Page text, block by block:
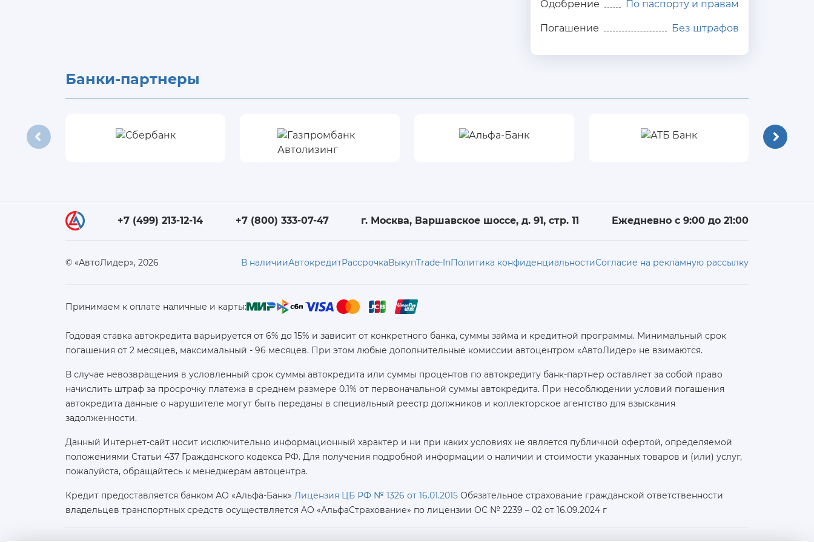
Одобрение По паспорту и правам
Погашение Без штрафов
Банки-партнеры
+7 (499) 213-12-14 +7 (800) 333-07-47 г. Москва, Варшавское шоссе, д. 91, стр. 11 Ежедневно с 9:00 до 21:00
© «АвтоЛидер», 2026 В наличииАвтокредитРассрочкаВыкупTrade-InПолитика конфиденциальностиСогласие на рекламную рассылку
Принимаем к оплате наличные и карты:
Годовая ставка автокредита варьируется от 6% до 15% и зависит от конкретного банка, суммы займа и кредитной программы. Минимальный срок
погашения от 2 месяцев, максимальный - 96 месяцев. При этом любые дополнительные комиссии автоцентром «АвтоЛидер» не взимаются.
В случае невозвращения в условленный срок суммы автокредита или суммы процентов по автокредиту банк-партнер оставляет за собой право
начислить штраф за просрочку платежа в среднем размере 0.1% от первоначальной суммы автокредита. При несоблюдении условий погашения
автокредита данные о нарушителе могут быть переданы в специальный реестр должников и коллекторское агентство для взыскания
задолженности.
Данный Интернет-сайт носит исключительно информационный характер и ни при каких условиях не является публичной офертой, определяемой
положениями Статьи 437 Гражданского кодекса РФ. Для получения подробной информации о наличии и стоимости указанных товаров и (или) услуг,
пожалуйста, обращайтесь к менеджерам автоцентра.
Кредит предоставляется банком АО «Альфа-Банк» Лицензия ЦБ РФ № 1326 от 16.01.2015 Обязательное страхование гражданской ответственности
владельцев транспортных средств осуществляется AO «АльфаСтрахование» по лицензии ОС № 2239 – 02 от 16.09.2024 г